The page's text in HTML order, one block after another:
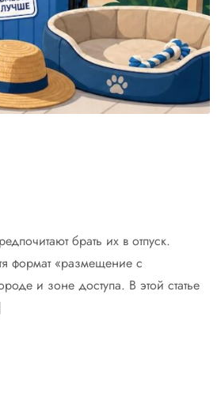
брать их в отпуск.
формат «размещение с
и зоне доступа. В этой статье